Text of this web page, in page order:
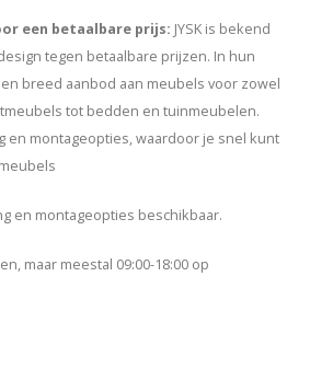
een betaalbare prijs: JYSK is bekend
tegen betaalbare prijzen. In hun
breed aanbod aan meubels voor zowel
tot bedden en tuinmeubelen.
en montageopties, waardoor je snel kunt
en montageopties beschikbaar.
maar meestal 09:00-18:00 op